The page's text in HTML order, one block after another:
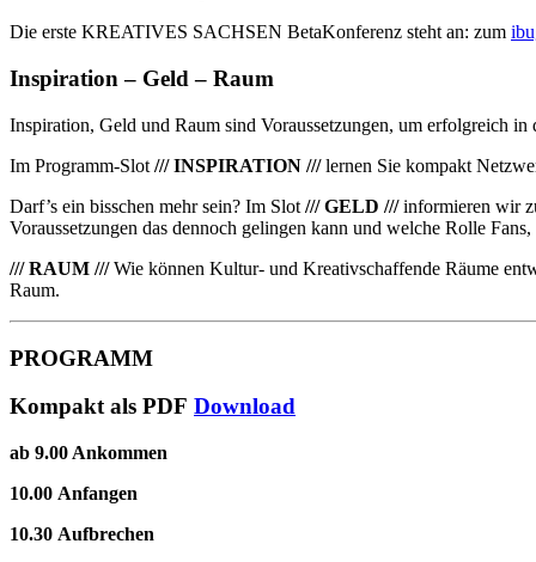
Die erste KREATIVES SACHSEN BetaKonferenz steht an: zum
Inspiration – Geld – Raum
Inspiration, Geld und Raum sind Voraussetzungen, um erfolgreich
Im Programm-Slot /// INSPIRATION ///lernen Sie kompakt
Darf’s ein bisschen mehr sein? Im Slot /// GELD ///informieren wir
Voraussetzungen das dennoch gelingen kann und welche Rolle
/// RAUM ///Wie können Kultur- und Kreativschaffende Räume
Raum.
PROGRAMM
Kompakt als PDF Download
ab 9.00 Ankommen
10.00 Anfangen
10.30 Aufbrechen